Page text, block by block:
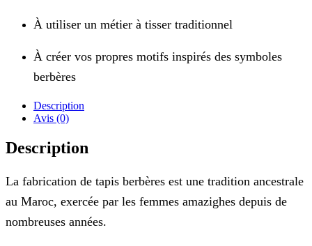
À utiliser un métier à tisser traditionnel
À créer vos propres motifs inspirés des symboles
berbères
Description
Avis (0)
Description
La fabrication de tapis berbères est une tradition ancestrale
au Maroc, exercée par les femmes amazighes depuis de
nombreuses années.